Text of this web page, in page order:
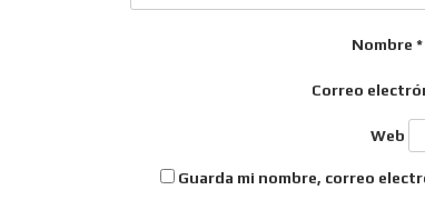
Nombre *
Correo
Web
Guarda mi nombre, correo